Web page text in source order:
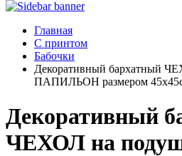
Главная
С принтом
Бабочки
Декоративный бархатный
ПАПИЛЬОН размером
Декоративный
ЧЕХОЛ на